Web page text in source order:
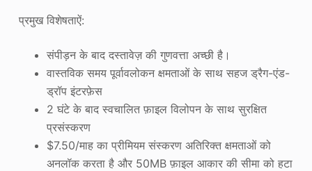
प्रमुख विशेषताऐं:
संपीड़न के बाद दस्तावेज़ की गुणवत्ता अच्छी है।
वास्तविक समय पूर्वावलोकन क्षमताओं के साथ सहज ड्रैग-एंड-
ड्रॉप इंटरफ़ेस
2 घंटे के बाद स्वचालित फ़ाइल विलोपन के साथ सुरक्षित
प्रसंस्करण
$7.50/माह का प्रीमियम संस्करण अतिरिक्त क्षमताओं को
अनलॉक करता है और 50MB फ़ाइल आकार की सीमा को हटा